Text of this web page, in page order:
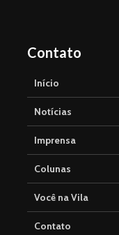
Contato
Início
Notícias
Imprensa
Colunas
Você na Vila
Contato